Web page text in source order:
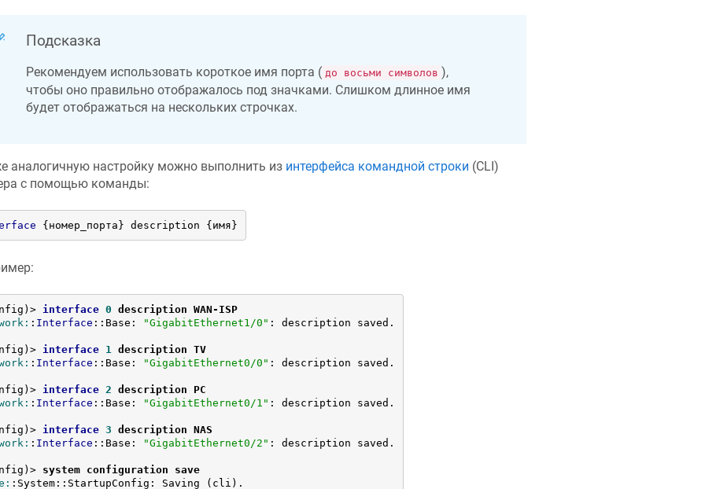
Подсказка
Рекомендуем использовать короткое имя порта ( до восьми символов ),
чтобы оно правильно отображалось под значками. Слишком длинное имя
будет отображаться на нескольких строчках.
аналогичную настройку можно выполнить из интерфейса командной строки (CLI)
с помощью команды:
{номер_порта} description {имя}
interface 0 description WAN-ISP
: Interface ::Base: "GigabitEthernet1/0" : description saved.
interface 1 description TV
: Interface ::Base: "GigabitEthernet0/0" : description saved.
interface 2 description PC
: Interface ::Base: "GigabitEthernet0/1" : description saved.
interface 3 description NAS
: Interface ::Base: "GigabitEthernet0/2" : description saved.
system configuration save
:System::StartupConfig: Saving (cli).